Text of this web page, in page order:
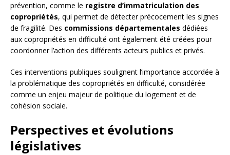
prévention, comme le registre d’immatriculation des
copropriétés, qui permet de détecter précocement les signes
de fragilité. Des commissions départementales dédiées
aux copropriétés en difficulté ont également été créées pour
coordonner l’action des différents acteurs publics et privés.
Ces interventions publiques soulignent l’importance accordée à
la problématique des copropriétés en difficulté, considérée
comme un enjeu majeur de politique du logement et de
cohésion sociale.
Perspectives et évolutions
législatives